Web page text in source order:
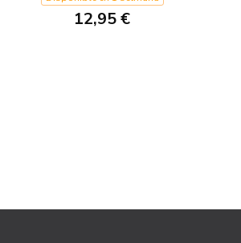
12,95 €